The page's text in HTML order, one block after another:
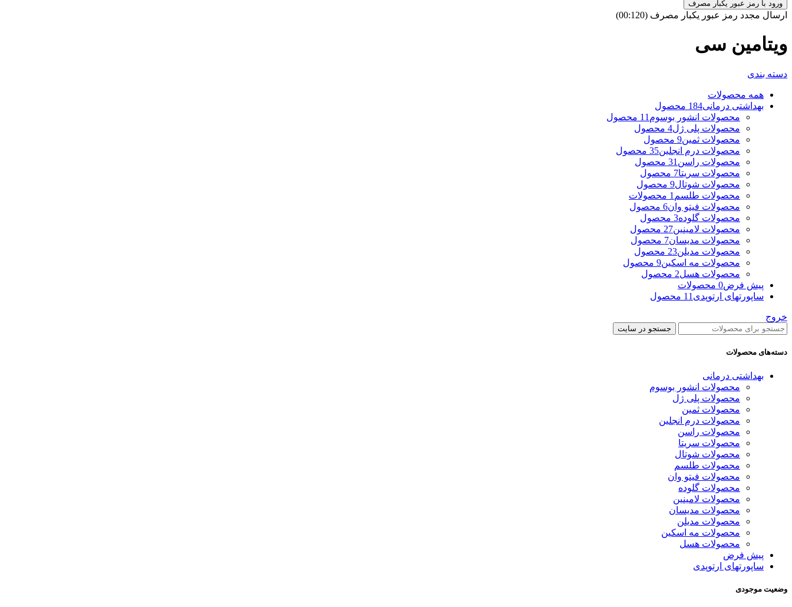
ورود با رمز عبور یکبار مصرف
ارسال مجدد رمز عبور یکبار مصرف (00:
120
)
ویتامین سی
دسته بندی
همه محصولات
بهداشتی درمانی184 محصول
محصولات انشور بوسوم 11 محصول
محصولات پلی ژل4 محصول
محصولات ثمین9 محصول
محصولات درم انجلین35 محصول
محصولات راسن 31 محصول
محصولات سریتا7 محصول
محصولات شوتال9 محصول
محصولات طلسم 1 محصولات
محصولات فیتو وان6 محصول
محصولات گلوده3 محصول
محصولات لامینین27 محصول
محصولات مدیسان7 محصول
محصولات مدیلن23 محصول
محصولات مه اسکین9 محصول
محصولات هسل2 محصول
پیش فرض0 محصولات
ساپورتهای ارتوپدی 11 محصول
خروج
جستجو در سایت
دسته‌های محصولات
بهداشتی درمانی
محصولات انشور بوسوم
محصولات پلی ژل
محصولات ثمین
محصولات درم انجلین
محصولات راسن
محصولات سریتا
محصولات شوتال
محصولات طلسم
محصولات فیتو وان
محصولات گلوده
محصولات لامینین
محصولات مدیسان
محصولات مدیلن
محصولات مه اسکین
محصولات هسل
پیش فرض
ساپورتهای ارتوپدی
وضعیت موجودی